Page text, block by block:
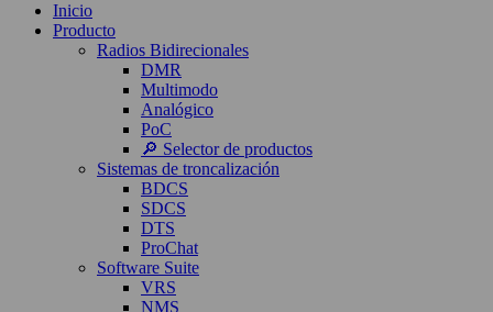
Inicio
Producto
Radios Bidirecionales
DMR
Multimodo
Analógico
PoC
🔎 Selector de productos
Sistemas de troncalización
BDCS
SDCS
DTS
ProChat
Software Suite
VRS
NMS